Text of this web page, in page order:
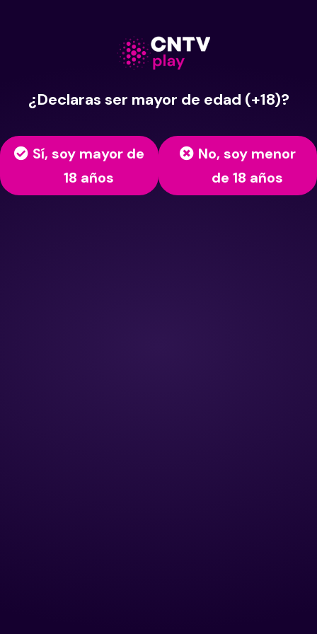
¿Declaras ser mayor de edad (+18)?
Sí, soy mayor de
18 años
No, soy menor
de 18 años